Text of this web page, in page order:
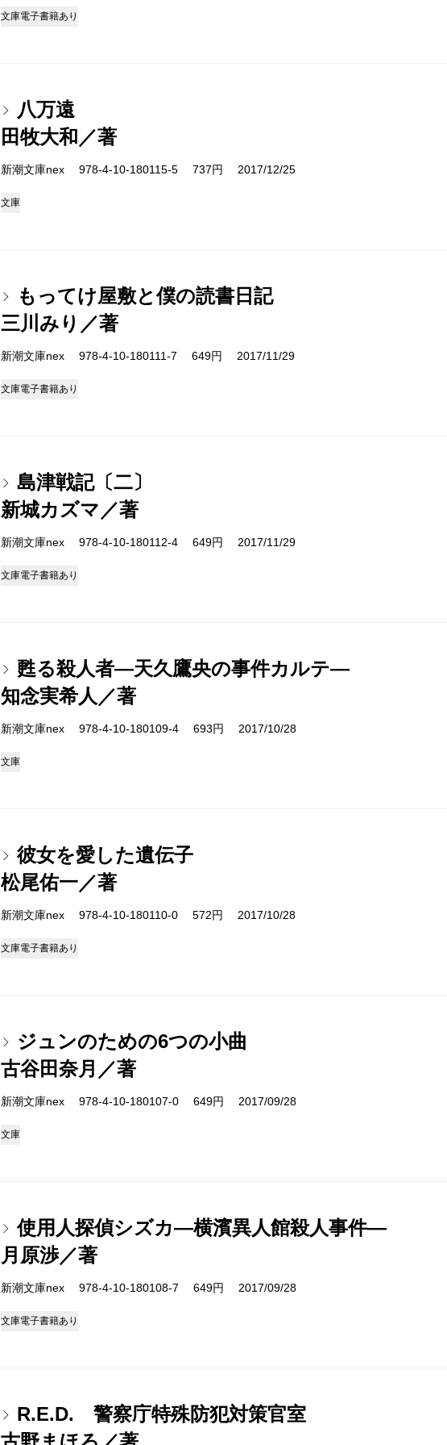
文庫電子書籍あり
八万遠
田牧大和／著
新潮文庫nex 978-4-10-180115-5 737円 2017/12/25
文庫
もってけ屋敷と僕の読書日記
三川みり／著
新潮文庫nex 978-4-10-180111-7 649円 2017/11/29
文庫電子書籍あり
島津戦記〔二〕
新城カズマ／著
新潮文庫nex 978-4-10-180112-4 649円 2017/11/29
文庫電子書籍あり
甦る殺人者―天久鷹央の事件カルテ―
知念実希人／著
新潮文庫nex 978-4-10-180109-4 693円 2017/10/28
文庫
彼女を愛した遺伝子
松尾佑一／著
新潮文庫nex 978-4-10-180110-0 572円 2017/10/28
文庫電子書籍あり
ジュンのための6つの小曲
古谷田奈月／著
新潮文庫nex 978-4-10-180107-0 649円 2017/09/28
文庫
使用人探偵シズカ―横濱異人館殺人事件―
月原渉／著
新潮文庫nex 978-4-10-180108-7 649円 2017/09/28
文庫電子書籍あり
R.E.D. 警察庁特殊防犯対策官室